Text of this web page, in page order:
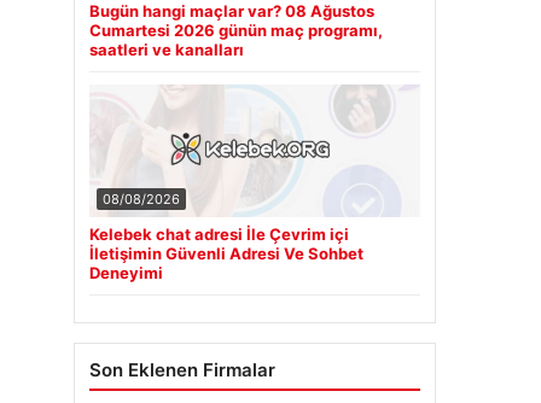
Bugün hangi maçlar var? 08 Ağustos
Cumartesi 2026 günün maç programı,
saatleri ve kanalları
08/08/2026
Kelebek chat adresi İle Çevrim içi
İletişimin Güvenli Adresi Ve Sohbet
Deneyimi
Son Eklenen Firmalar